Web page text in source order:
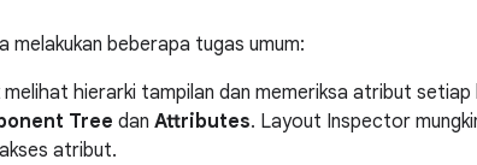
melakukan beberapa tugas umum:
melihat hierarki tampilan dan memeriksa atribut setiap
Tree dan Attributes. Layout Inspector
atribut.